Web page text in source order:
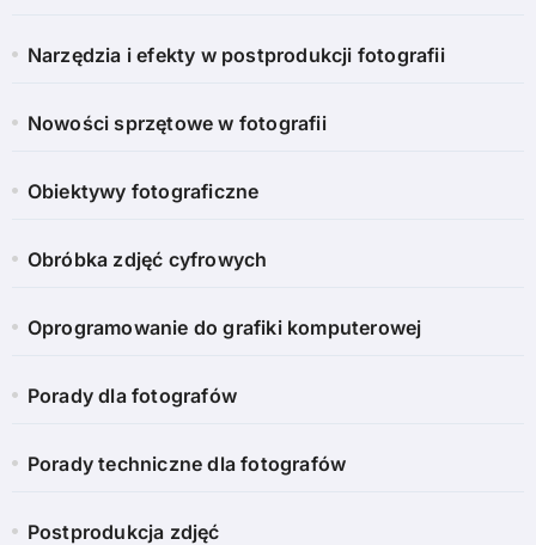
Narzędzia i efekty w postprodukcji fotografii
Nowości sprzętowe w fotografii
Obiektywy fotograficzne
Obróbka zdjęć cyfrowych
Oprogramowanie do grafiki komputerowej
Porady dla fotografów
Porady techniczne dla fotografów
Postprodukcja zdjęć